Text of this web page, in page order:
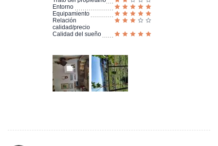
Entorno
Equipamiento
Relación
calidad/precio
Calidad del sueño